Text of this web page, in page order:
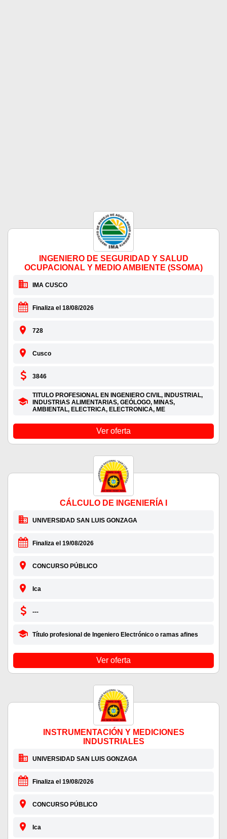
INGENIERO DE SEGURIDAD Y SALUD
OCUPACIONAL Y MEDIO AMBIENTE (SSOMA)
IMA CUSCO
Finaliza el 18/08/2026
728
Cusco
3846
TITULO PROFESIONAL EN INGENIERO CIVIL, INDUSTRIAL,
INDUSTRIAS ALIMENTARIAS, GEÓLOGO, MINAS,
AMBIENTAL, ELECTRICA, ELECTRONICA, ME
Ver oferta
CÁLCULO DE INGENIERÍA I
UNIVERSIDAD SAN LUIS GONZAGA
Finaliza el 19/08/2026
CONCURSO PÚBLICO
Ica
---
Título profesional de Ingeniero Electrónico o ramas afines
Ver oferta
INSTRUMENTACIÓN Y MEDICIONES
INDUSTRIALES
UNIVERSIDAD SAN LUIS GONZAGA
Finaliza el 19/08/2026
CONCURSO PÚBLICO
Ica